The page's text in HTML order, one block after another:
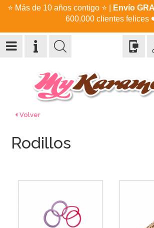
⭐ Más de 10 años contigo ⭐ Envío
600.000 clientes felices
Volver
Rodillos